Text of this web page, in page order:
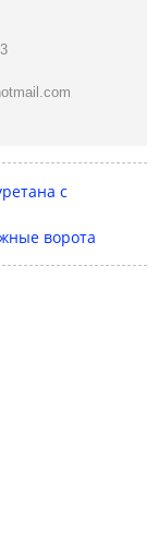
с
ворота